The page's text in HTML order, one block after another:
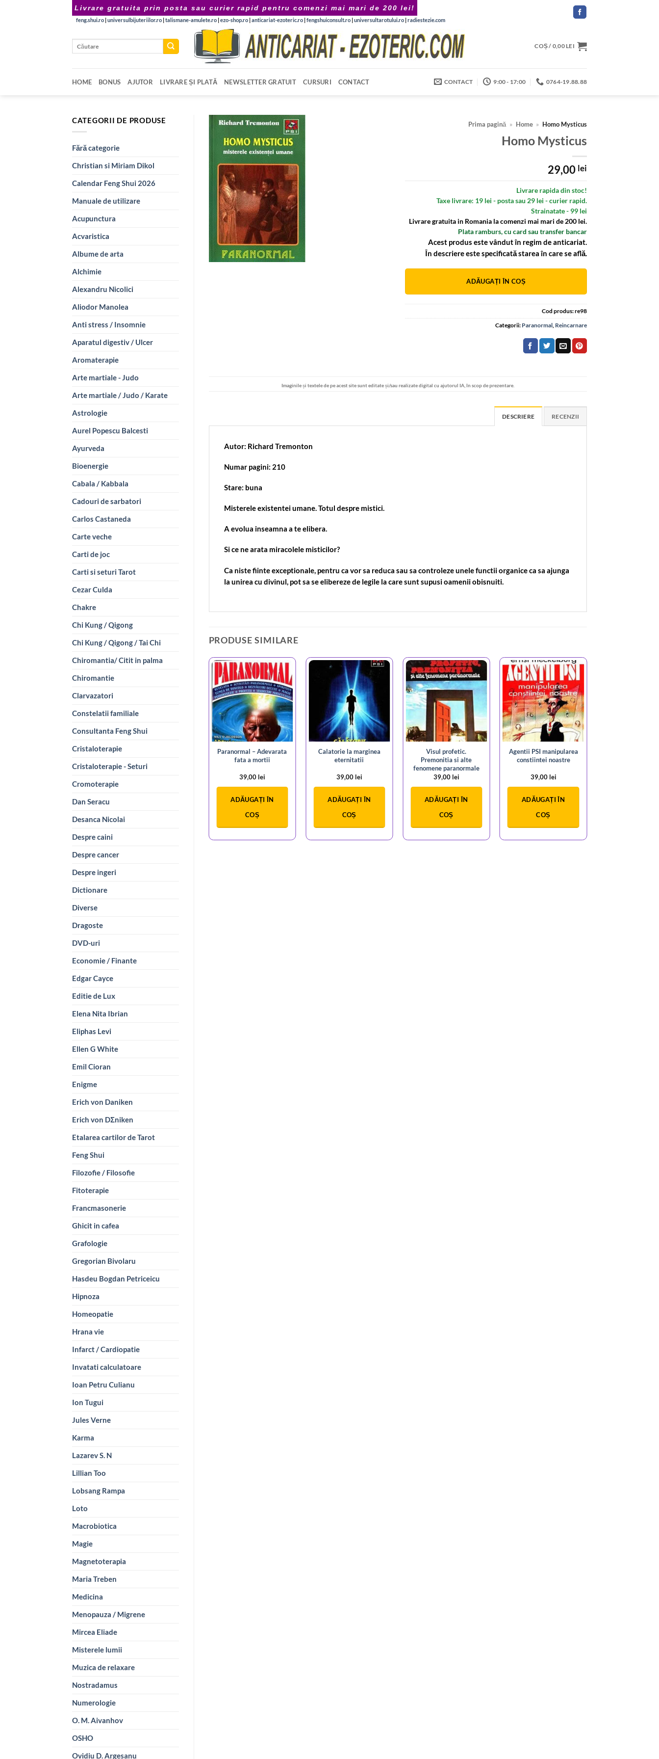
Livrare gratuita prin posta sau curier rapid pentru comenzi mai mari de 200 lei!
feng.shui.ro|universulbijuteriilor.ro|talismane-amulete.ro|ezo-shop.ro|anticariat-ezoteric.ro|fengshuiconsult.ro|universultarotului.ro|radiestezie.com
Caută
COȘ / 0,00 LEI
HOME BONUS AJUTOR LIVRARE ȘI PLATĂ NEWSLETTER GRATUIT CURSURI CONTACT CONTACT 9:00 - 17:00 0764-19.88.88
CATEGORII DE PRODUSE
Fără categorie
Christian si Miriam Dikol
Calendar Feng Shui 2026
Manuale de utilizare
Acupunctura
Acvaristica
Albume de arta
Alchimie
Alexandru Nicolici
Aliodor Manolea
Anti stress / Insomnie
Aparatul digestiv / Ulcer
Aromaterapie
Arte martiale - Judo
Arte martiale / Judo / Karate
Astrologie
Aurel Popescu Balcesti
Ayurveda
Bioenergie
Cabala / Kabbala
Cadouri de sarbatori
Carlos Castaneda
Carte veche
Carti de joc
Carti si seturi Tarot
Cezar Culda
Chakre
Chi Kung / Qigong
Chi Kung / Qigong / Tai Chi
Chiromantia/ Citit in palma
Chiromantie
Clarvazatori
Constelatii familiale
Consultanta Feng Shui
Cristaloterapie
Cristaloterapie - Seturi
Cromoterapie
Dan Seracu
Desanca Nicolai
Despre caini
Despre cancer
Despre ingeri
Dictionare
Diverse
Dragoste
DVD-uri
Economie / Finante
Edgar Cayce
Editie de Lux
Elena Nita Ibrian
Eliphas Levi
Ellen G White
Emil Cioran
Enigme
Erich von Daniken
Erich von DΣniken
Etalarea cartilor de Tarot
Feng Shui
Filozofie / Filosofie
Fitoterapie
Francmasonerie
Ghicit in cafea
Grafologie
Gregorian Bivolaru
Hasdeu Bogdan Petriceicu
Hipnoza
Homeopatie
Hrana vie
Infarct / Cardiopatie
Invatati calculatoare
Ioan Petru Culianu
Ion Tugui
Jules Verne
Karma
Lazarev S. N
Lillian Too
Lobsang Rampa
Loto
Macrobiotica
Magie
Magnetoterapia
Maria Treben
Medicina
Menopauza / Migrene
Mircea Eliade
Misterele lumii
Muzica de relaxare
Nostradamus
Numerologie
O. M. Aivanhov
OSHO
Ovidiu D. Argesanu
Prima pagină » Home » Homo Mysticus
Homo Mysticus
29,00 lei
Livrare rapida din stoc!
Taxe livrare: 19 lei - posta sau 29 lei - curier rapid.
Strainatate - 99 lei
Livrare gratuita in Romania la comenzi mai mari de 200 lei.
Plata ramburs, cu card sau transfer bancar
Acest produs este vândut în regim de anticariat.
În descriere este specificată starea în care se află.
ADĂUGAȚI ÎN COȘ
Cod produs:re98
Categorii: Paranormal Reincarnare
Imaginile și textele de pe acest site sunt editate și/sau realizate digital cu ajutorul IA, în scop de prezentare.
DESCRIERE RECENZII
Autor: Richard Tremonton
Numar pagini: 210
Stare: buna
Misterele existentei umane. Totul despre mistici.
A evolua inseamna a te elibera.
Si ce ne arata miracolele misticilor?
Ca niste fiinte exceptionale, pentru ca vor sa reduca sau sa controleze unele functii organice ca sa ajunga
la unirea cu divinul, pot sa se elibereze de legile la care sunt supusi oamenii obisnuiti.
PRODUSE SIMILARE
Paranormal – Adevarata
fata a mortii
39,00 lei
ADĂUGAȚI ÎN
COȘ
Calatorie la marginea
eternitatii
39,00 lei
ADĂUGAȚI ÎN
COȘ
Visul profetic.
Premonitia si alte
fenomene paranormale
39,00 lei
ADĂUGAȚI ÎN
COȘ
Agentii PSI manipularea
constiintei noastre
39,00 lei
ADĂUGAȚI ÎN
COȘ